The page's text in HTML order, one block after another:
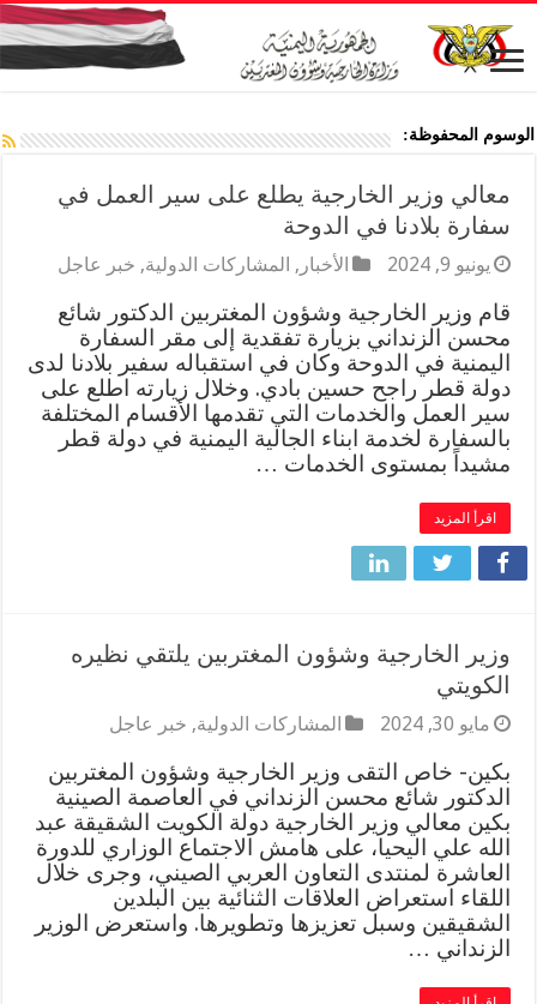
الوسوم المحفوظة:
معالي وزير الخارجية يطلع على سير العمل في
سفارة بلادنا في الدوحة
يونيو 9, 2024 الأخبار , المشاركات الدولية, خبر عاجل
قام وزير الخارجية وشؤون المغتربين الدكتور شائع
محسن الزنداني بزيارة تفقدية إلى مقر السفارة
اليمنية في الدوحة وكان في استقباله سفير بلادنا لدى
دولة قطر راجح حسين بادي. وخلال زيارته اطلع على
سير العمل والخدمات التي تقدمها الأقسام المختلفة
بالسفارة لخدمة ابناء الجالية اليمنية في دولة قطر
مشيداً بمستوى الخدمات …
اقرأ المزيد
وزير الخارجية وشؤون المغتربين يلتقي نظيره
الكويتي
مايو 30, 2024 المشاركات الدولية, خبر عاجل
بكين- خاص التقى وزير الخارجية وشؤون المغتربين
الدكتور شائع محسن الزنداني في العاصمة الصينية
بكين معالي وزير الخارجية دولة الكويت الشقيقة عبد
الله علي اليحيا، على هامش الاجتماع الوزاري للدورة
العاشرة لمنتدى التعاون العربي الصيني، وجرى خلال
اللقاء استعراض العلاقات الثنائية بين البلدين
الشقيقين وسبل تعزيزها وتطويرها. واستعرض الوزير
الزنداني …